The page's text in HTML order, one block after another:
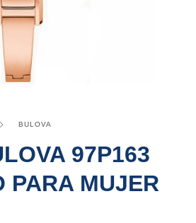
BULOVA
97P163
PARA MUJER